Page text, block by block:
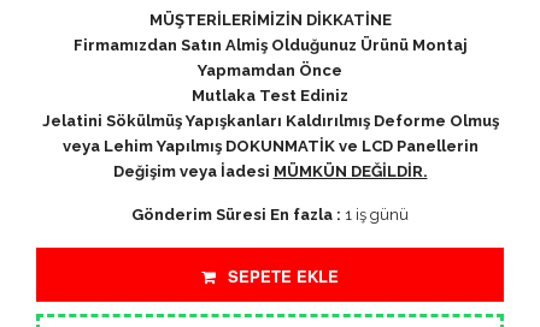
MÜŞTERİLERİMİZİN DİKKATİNE
Firmamızdan Satın Almiş Olduğunuz Ürünü Montaj
Yapmamdan Önce
Mutlaka Test Ediniz
Jelatini Sökülmüş Yapışkanları Kaldırılmış Deforme Olmuş
veya Lehim Yapılmış DOKUNMATİK ve LCD Panellerin
Değişim veya İadesi MÜMKÜN DEĞİLDİR.
Gönderim Süresi En fazla : 1 iş günü
SEPETE EKLE